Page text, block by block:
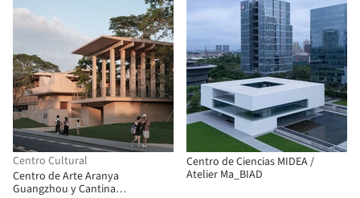
Centro Cultural
Centro de Arte Aranya
Guangzhou y Cantina
Centro de Ciencias MIDEA /
Atelier Ma_BIAD